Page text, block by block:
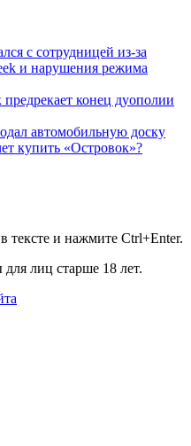
с сотрудницей из-за
и нарушения режима
предрекает конец дуополии
автомобильную доску
купить «Островок»?
тексте и нажмите Ctrl+Enter.
лиц старше 18 лет.